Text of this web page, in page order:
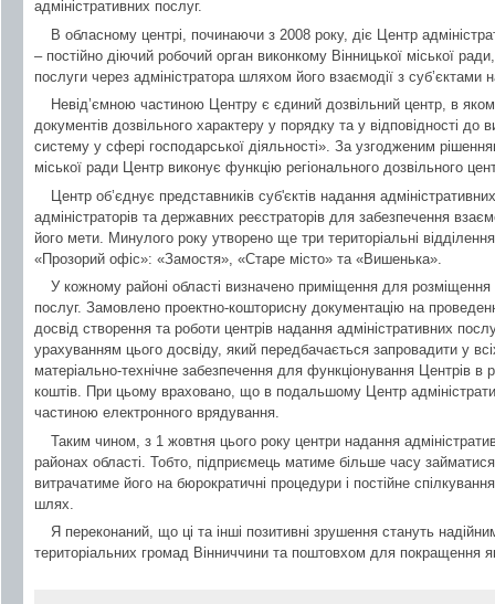
адміністративних послуг.
В обласному центрі, починаючи з 2008 року, діє Центр
– постійно діючий робочий орган виконкому Вінницької міської
послуги через адміністратора шляхом його взаємодії з суб’єктами
Невід’ємною частиною Центру є єдиний дозвільний центр, в
документів дозвільного характеру у порядку та у відповідності до
систему у сфері господарської діяльності». За узгодженим
міської ради Центр виконує функцію регіонального дозвільного
Центр об’єднує представників суб'єктів надання
адміністраторів та державних реєстраторів для забезпечення
його мети. Минулого року утворено ще три територіальні
«Прозорий офіс»: «Замостя», «Старе місто» та «Вишенька».
У кожному районі області визначено приміщення для
послуг. Замовлено проектно-кошторисну документацію на
досвід створення та роботи центрів надання адміністративних
урахуванням цього досвіду, який передбачається запровадити у
матеріально-технічне забезпечення для функціонування Центрів в
коштів. При цьому враховано, що в подальшому Центр
частиною електронного врядування.
Таким чином, з 1 жовтня цього року центри надання
районах області. Тобто, підприємець матиме більше часу
витрачатиме його на бюрократичні процедури і постійне
шлях.
Я переконаний, що ці та інші позитивні зрушення стануть
територіальних громад Вінниччини та поштовхом для покращення